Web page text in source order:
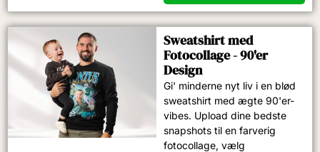
Sweatshirt med
Fotocollage - 90'er
Design
Gi' minderne nyt liv i en blød
sweatshirt med ægte 90'er-
vibes. Upload dine bedste
snapshots til en farverig
fotocollage, vælg